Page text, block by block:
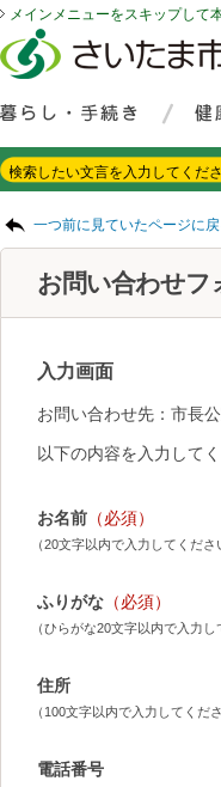
メインメニューをスキップして
一つ前に見ていたページに
お問い合わせフ
入力画面
お問い合わせ先：市長
以下の内容を入力してく
お名前 （必須）
（20文字以内で入力してくださ
ふりがな （必須）
（ひらがな20文字以内で入力し
住所
（100文字以内で入力してくだ
電話番号